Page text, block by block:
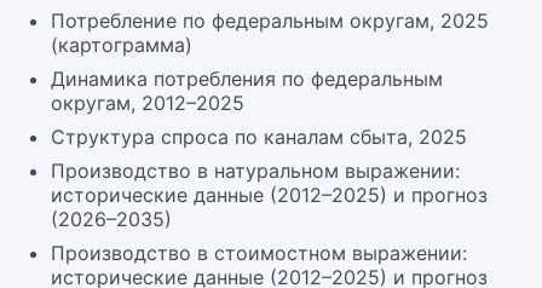
Потребление по федеральным округам, 2025
(картограмма)
Динамика потребления по федеральным
округам, 2012–2025
Структура спроса по каналам сбыта, 2025
Производство в натуральном выражении:
исторические данные (2012–2025) и прогноз
(2026–2035)
Производство в стоимостном выражении:
исторические данные (2012–2025) и прогноз